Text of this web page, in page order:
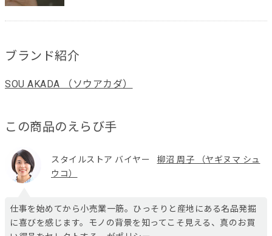
ブランド紹介
SOU AKADA （ソウアカダ）
この商品のえらび手
スタイルストア バイヤー
柳沼 周子 （ヤギヌマ シュ
ウコ）
仕事を始めてから小売業一筋。ひっそりと産地にある名品発掘
に喜びを感じます。モノの背景を知ってこそ見える、真のお買